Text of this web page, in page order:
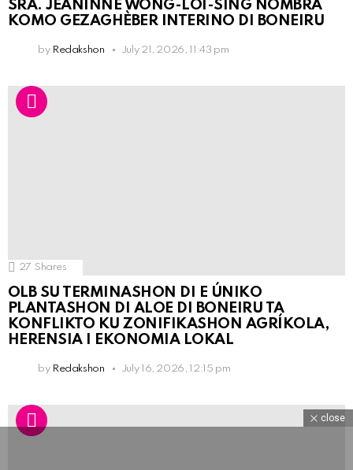
SRA. JEANINNE WONG-LOI-SING NOMBRÁ
KOMO GEZAGHÈBER INTERINO DI BONEIRU
by Redakshon July 21, 2026, 11:43 pm
27 Shares
OLB SU TERMINASHON DI E ÚNIKO
PLANTASHON DI ALOE DI BONEIRU TA
KONFLIKTO KU ZONIFIKASHON AGRÍKOLA,
HERENSIA I EKONOMIA LOKAL
by Redakshon July 16, 2026, 12:15 pm
close